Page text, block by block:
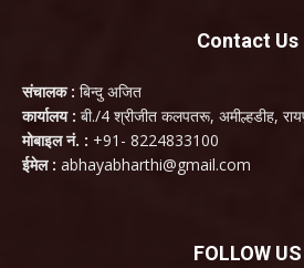
Contact Us
संचालक : बिन्दु अजित
कार्यालय : बी./4 श्रीजीत कलपतरू, अमील्हडीह,
मोबाइल नं. : +91- 8224833100
ईमेल : abhayabharthi@gmail.com
FOLLOW US